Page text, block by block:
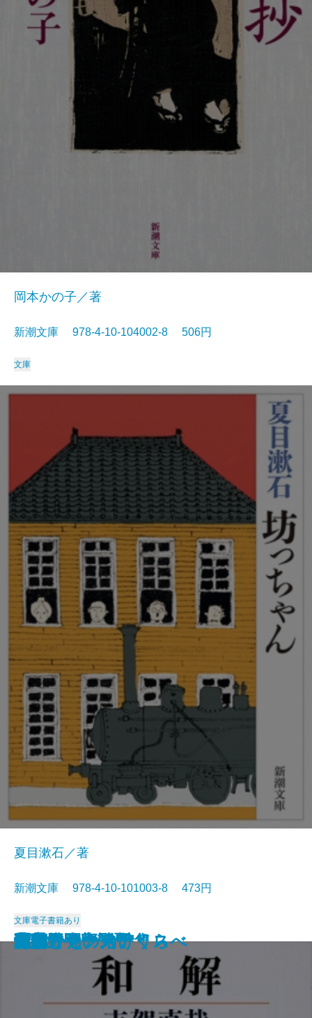
猟銃・闘牛
ヴェルレーヌ詩集
草枕
斜陽
高村光太郎詩集
歌行燈・高野聖
土
真実一路
老妓抄
岡本かの子／著
新潮文庫 978-4-10-104002-8 506円
文庫
坊っちゃん
夏目漱石／著
新潮文庫 978-4-10-101003-8 473円
文庫電子書籍あり
和解
ヰタ・セクスアリス
出家とその弟子
にごりえ・たけくらべ
武蔵野
白痴
青年
雁
それから
門